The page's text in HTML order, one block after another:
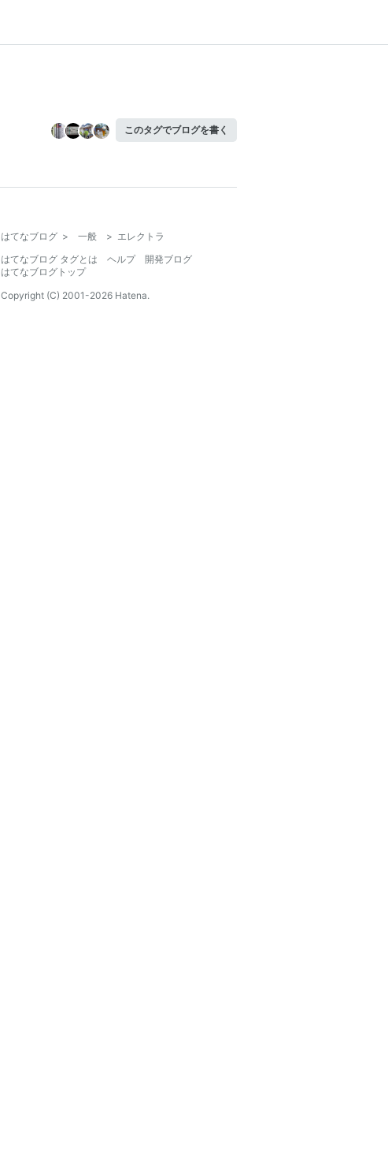
このタグでブログを書く
はてなブログ > 一般 > エレクトラ
はてなブログ タグとは
ヘルプ
開発ブログ
はてなブログトップ
Copyright (C) 2001-2026 Hatena.